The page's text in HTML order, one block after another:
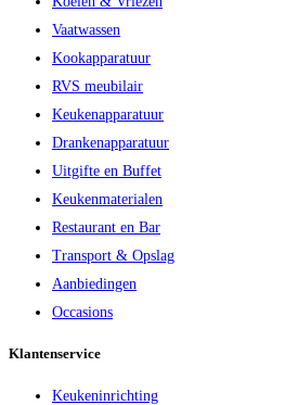
Vaatwassen
Kookapparatuur
RVS meubilair
Keukenapparatuur
Drankenapparatuur
Uitgifte en Buffet
Keukenmaterialen
Restaurant en Bar
Transport & Opslag
Aanbiedingen
Occasions
Klantenservice
Keukeninrichting